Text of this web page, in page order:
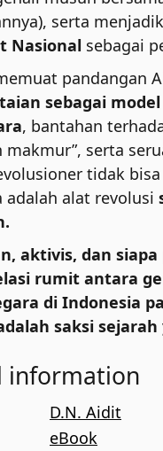
serta
Nasional sebagai
pandangan
sebagai
, bantahan
makmur”, serta
tidak
adalah alat revolusi
aktivis, dan
rumit antara
di Indonesia
saksi sejarah
information
D.N. Aidit
eBook